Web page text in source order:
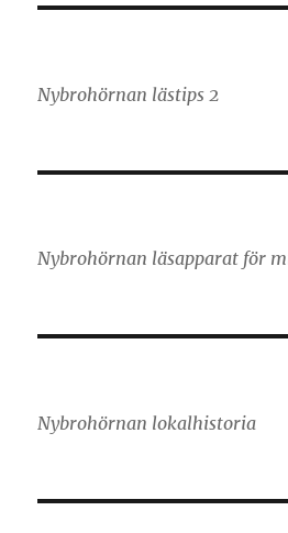
Nybrohörnan lästips 2
Nybrohörnan läsapparat för
Nybrohörnan lokalhistoria